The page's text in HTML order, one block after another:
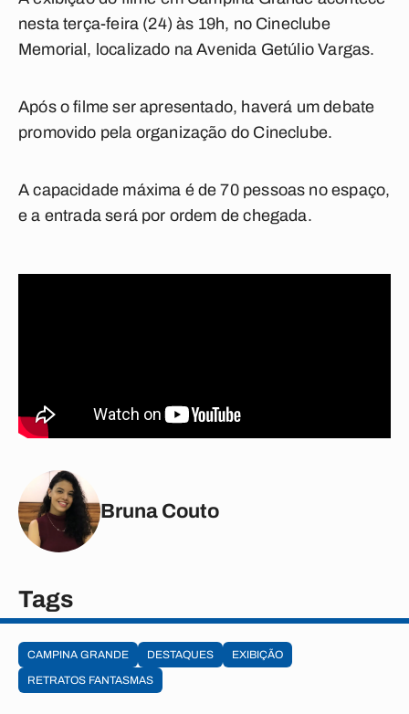
nesta terça-feira (24) às 19h, no Cineclube
Memorial, localizado na Avenida Getúlio Vargas.
Após o filme ser apresentado, haverá um debate
promovido pela organização do Cineclube.
A capacidade máxima é de 70 pessoas no espaço,
e a entrada será por ordem de chegada.
Bruna Couto
Tags
CAMPINA GRANDE DESTAQUES
EXIBIÇÃO
RETRATOS FANTASMAS